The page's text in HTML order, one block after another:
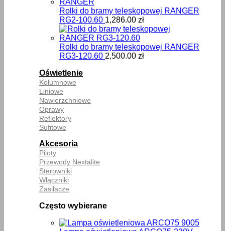
Rolki do bramy teleskopowej RANGER
RG2-100.60 1,286.00 zł
Rolki do bramy teleskopowej RANGER
RG3-120.60 2,500.00 zł
Oświetlenie
Kolumnowe
Liniowe
Nawierzchniowe
Oprawy
Reflektory
Sufitowe
Akcesoria
Piloty
Przewody Nextalite
Sterowniki
Włączniki
Zasilacze
Często wybierane